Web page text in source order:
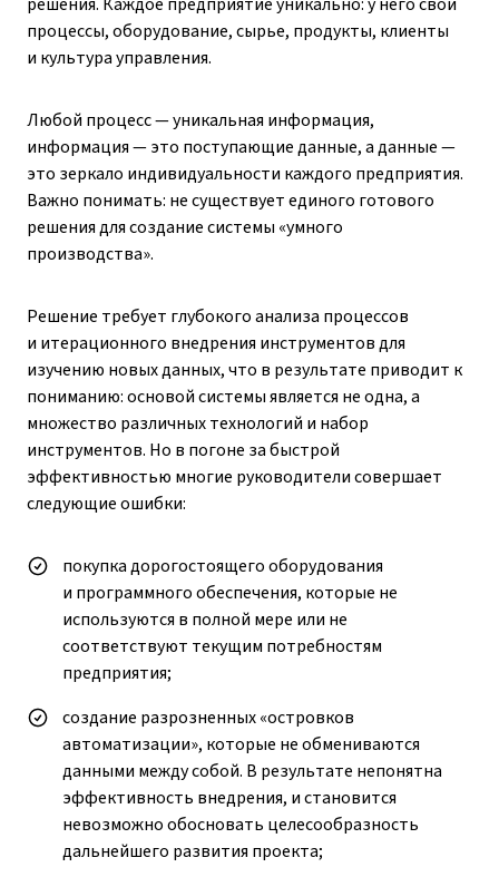
процессы, оборудование, сырье, продукты, клиенты
и культура управления.
Любой процесс — уникальная информация,
информация — это поступающие данные, а данные —
это зеркало индивидуальности каждого предприятия.
Важно понимать: не существует единого готового
решения для создание системы «умного
производства».
Решение требует глубокого анализа процессов
и итерационного внедрения инструментов для
изучению новых данных, что в результате приводит к
пониманию: основой системы является не одна, а
множество различных технологий и набор
инструментов. Но в погоне за быстрой
эффективностью многие руководители совершает
следующие ошибки:
покупка дорогостоящего оборудования
и программного обеспечения, которые не
используются в полной мере или не
соответствуют текущим потребностям
предприятия;
создание разрозненных «островков
автоматизации», которые не обмениваются
данными между собой. В результате непонятна
эффективность внедрения, и становится
невозможно обосновать целесообразность
дальнейшего развития проекта;